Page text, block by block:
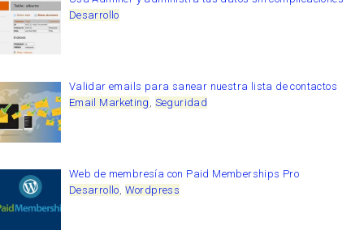
Desarrollo
Validar emails para sanear nuestra lista de contactos
Email Marketing , Seguridad
Web de membresía con Paid Memberships Pro
Desarrollo, Wordpress